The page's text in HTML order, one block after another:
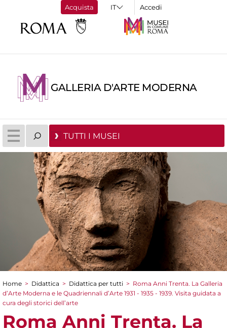
Acquista Accedi
GALLERIA D'ARTE MODERNA
TUTTI I MUSEI
Tu sei qui
Home > Didattica > Didattica per tutti > Roma Anni Trenta. La Galleria
d’Arte Moderna e le Quadriennali d’Arte 1931 - 1935 - 1939. Visita guidata a
cura degli storici dell’arte
Roma Anni Trenta. La